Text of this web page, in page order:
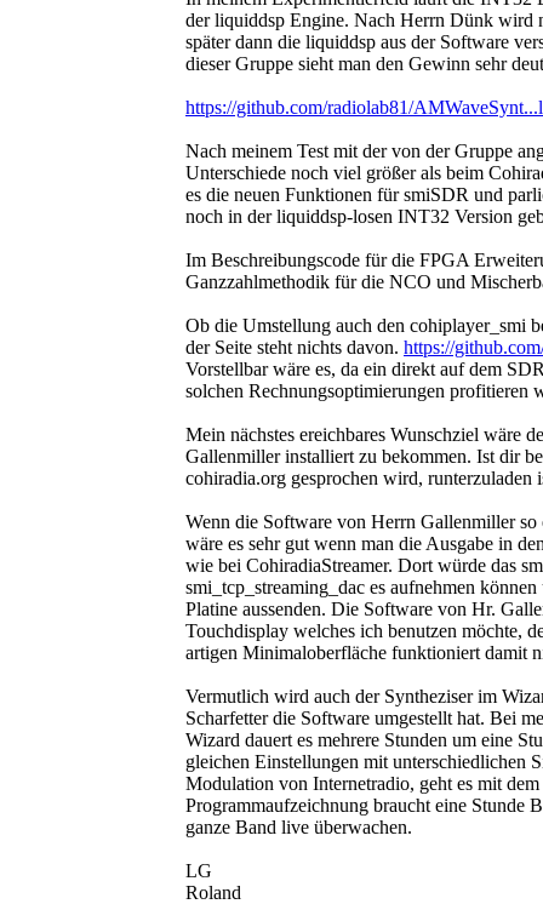
der liquiddsp Engine. Nach Herrn Dünk wird
später dann die liquiddsp aus der Software
dieser Gruppe sieht man den Gewinn sehr
https://github.com/radiolab81/
Nach meinem Test mit der von der Gruppe
Unterschiede noch viel größer als beim
es die neuen Funktionen für smiSDR und
noch in der liquiddsp-losen INT32 Version
Im Beschreibungscode für die FPGA
Ganzzahlmethodik für die NCO und
Ob die Umstellung auch den cohiplayer_smi
der Seite steht nichts davon. https://
Vorstellbar wäre es, da ein direkt auf dem
solchen Rechnungsoptimierungen profitieren
Mein nächstes ereichbares Wunschziel wäre
Gallenmiller installiert zu bekommen. Ist dir
cohiradia.org gesprochen wird,
Wenn die Software von Herrn Gallenmiller
wäre es sehr gut wenn man die Ausgabe in
wie bei CohiradiaStreamer. Dort würde das
smi_tcp_streaming_dac es aufnehmen
Platine aussenden. Die Software von Hr.
Touchdisplay welches ich benutzen möchte,
artigen Minimaloberfläche funktioniert damit
Vermutlich wird auch der Syntheziser im
Scharfetter die Software umgestellt hat. Bei
Wizard dauert es mehrere Stunden um eine
gleichen Einstellungen mit unterschiedlichen
Modulation von Internetradio, geht es mit
Programmaufzeichnung braucht eine Stunde
ganze Band live überwachen.
LG
Roland